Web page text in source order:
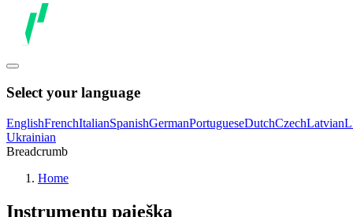
Select your language
EnglishFrenchItalianSpanishGermanPortugueseDutchCzechLatvian
Ukrainian
Breadcrumb
Home
Instrumentų paieška